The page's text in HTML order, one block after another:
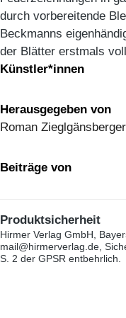
durch vorbereitende
Beckmanns
der Blätter erstmals
Künstler*innen
Herausgegeben von
Roman
Beiträge von
Produktsicherheit
Hirmer Verlag GmbH,
mail@hirmerverlag.de,
S. 2 der GPSR entbehrlich.